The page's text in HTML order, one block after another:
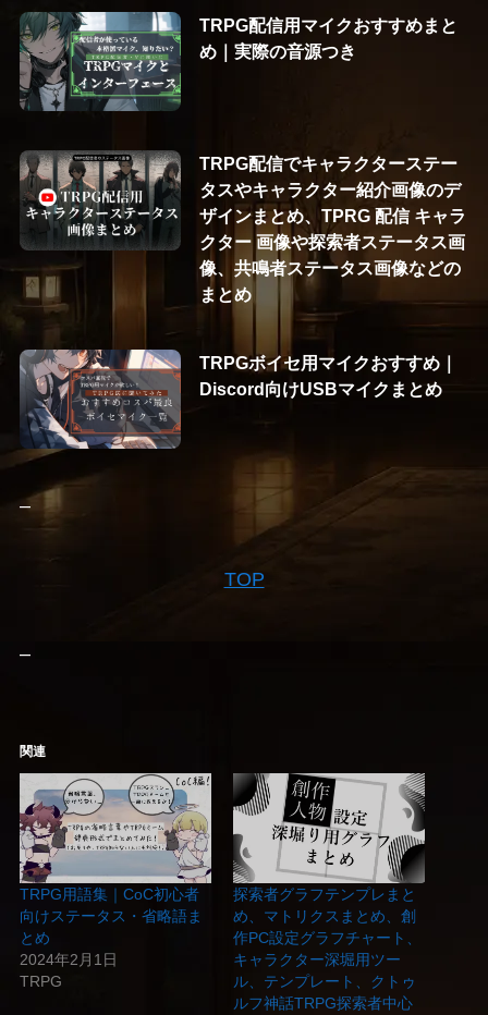
TRPG配信用マイクおすすめまと
め｜実際の音源つき
TRPG配信でキャラクターステー
タスやキャラクター紹介画像のデ
ザインまとめ、TPRG 配信 キャラ
クター 画像や探索者ステータス画
像、共鳴者ステータス画像などの
まとめ
TRPGボイセ用マイクおすすめ｜
Discord向けUSBマイクまとめ
–
TOP
–
関連
TRPG用語集｜CoC初心者
向けステータス・省略語ま
とめ
2024年2月1日
TRPG
探索者グラフテンプレまと
め、マトリクスまとめ、創
作PC設定グラフチャート、
キャラクター深堀用ツー
ル、テンプレート、クトゥ
ルフ神話TRPG探索者中心